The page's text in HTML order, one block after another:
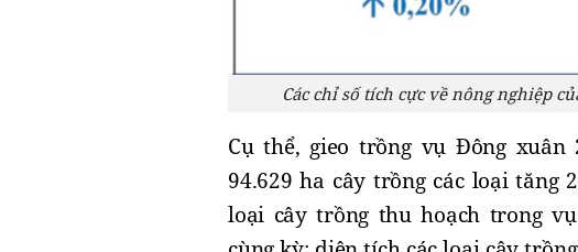
Các chỉ số tích cực về nông nghiệp
Cụ thể, gieo trồng vụ Đông xuân
94.629 ha cây trồng các loại tăng
loại cây trồng thu hoạch trong vụ